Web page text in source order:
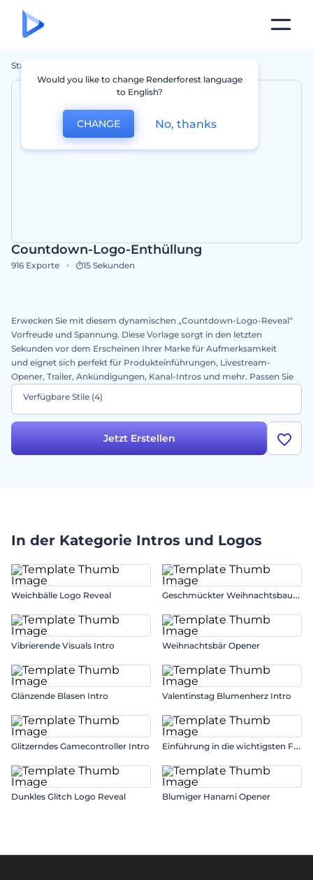
Startseite
Countdown-Logo-Enthüllung
916 Exporte 15 Sekunden
Erwecken Sie mit diesem dynamischen „Countdown-Logo-Reveal“
Vorfreude und Spannung. Diese Vorlage sorgt in den letzten
Sekunden vor dem Erscheinen Ihrer Marke für Aufmerksamkeit
und eignet sich perfekt für Produkteinführungen, Livestream-
Opener, Trailer, Ankündigungen, Kanal-Intros und mehr. Passen Sie
Hintergrundmusik hinzufügen. Egal, ob Sie kreativ sind oder ein
wirkungsvolles Intro. Probieren Sie sie jetzt aus!
Verfügbare Stile (4)
Jetzt Erstellen
In der Kategorie Intros und Logos
Weichbälle Logo Reveal G
eschmückter Weihnachtsbaum Intro
Vibrierende Visuals Intro Weihnachtsbär Opener
Glänzende Blasen Intro Valentinstag Blumenherz Intro
Glitzerndes Gamecontroller Intro E
inführung in die wichtigsten Fitness-Basics
Dunkles Glitch Logo Reveal Blumiger Hanami Opener
Would you like to change Renderforest language
to English?
CHANGE No, thanks